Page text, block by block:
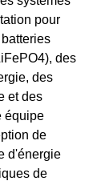
pour
des
des
et des
équipe
de
d'énergie
de